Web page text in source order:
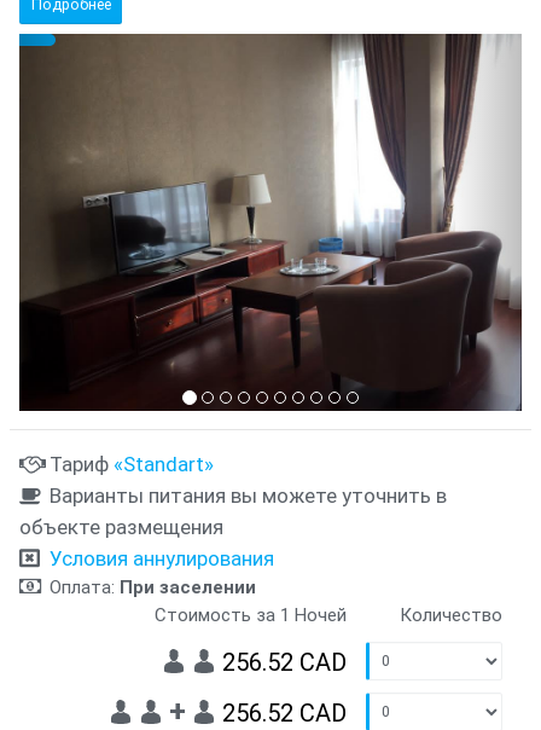
Подробнее
{clt_left} 2 Количество
Тариф «Standart»
Варианты питания вы можете уточнить в
объекте размещения
Условия аннулирования
Оплата: При заселении
Стоимость за 1 Ночей
Количество
256.52 CAD
+ 256.52 CAD